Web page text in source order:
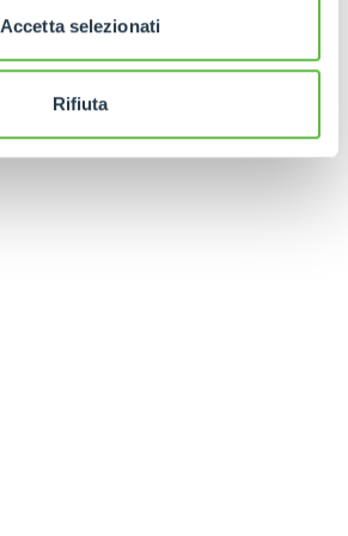
Accetta selezionati
Rifiuta